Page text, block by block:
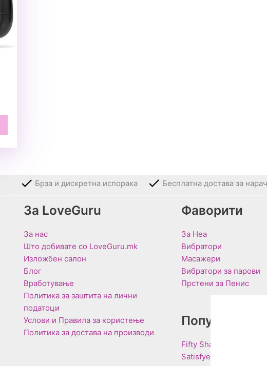
Брза и дискретна испорака Бесплатна достава за
За LoveGuru
За нас
Што добивате со LoveGuru.mk
Изложбен салон
Блог
Вработување
Политика за заштита на лични
податоци
Услови и Правила за користење
Политика за достава на производи
Фаворити
За Неа
Вибратори
Масажери
Вибратори за парови
Прстени за Пенис
Популарни
Fifty Shades of Grey
Satisfyer